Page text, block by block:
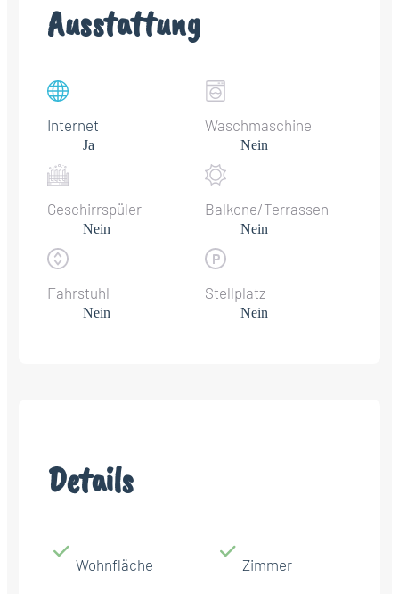
Ausstattung
Internet
Ja
Waschmaschine
Nein
Geschirrspüler
Nein
Balkone/Terrassen
Nein
Fahrstuhl
Nein
Stellplatz
Nein
Details
Wohnfläche Zimmer